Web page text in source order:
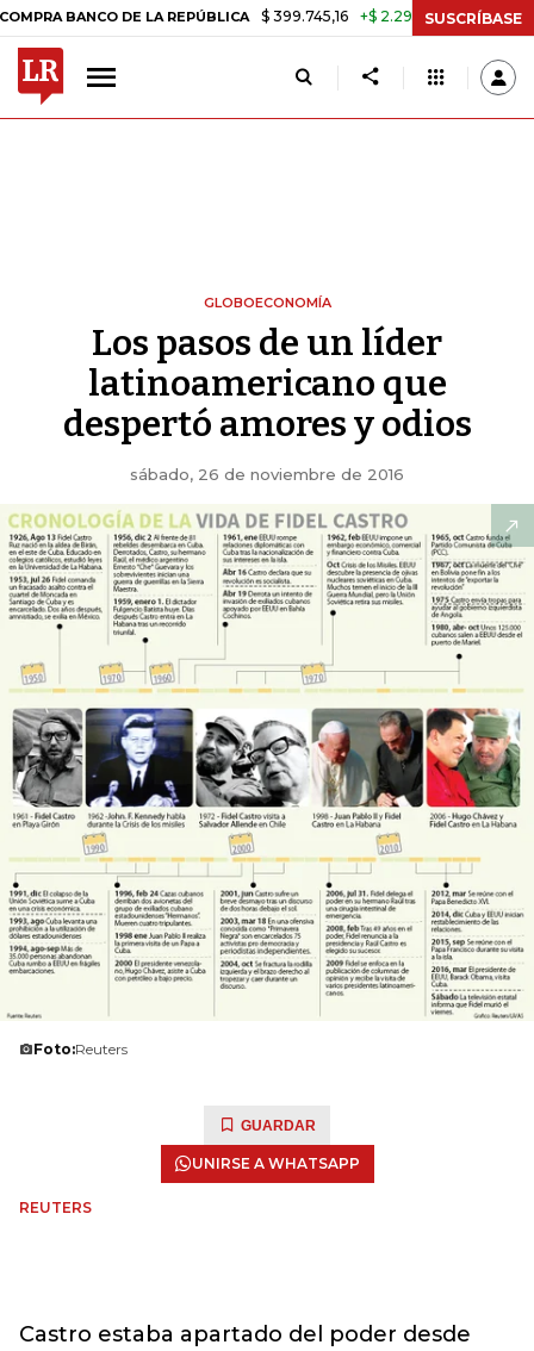
DE LA REPÚBLICA $ 399.745,16 +$ 2.295,71 +0,58% TASA DE
SUSCRÍBASE
GLOBOECONOMÍA
Los pasos de un líder
latinoamericano que
despertó amores y odios
sábado, 26 de noviembre de 2016
Foto:Reuters
GUARDAR
UNIRSE A WHATSAPP
REUTERS
Castro estaba apartado del poder desde